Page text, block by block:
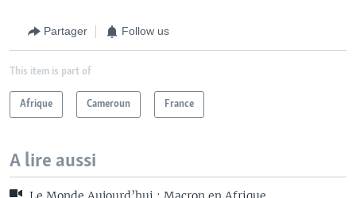
Partager Follow us
This item is part of
Afrique Cameroun France
A lire aussi